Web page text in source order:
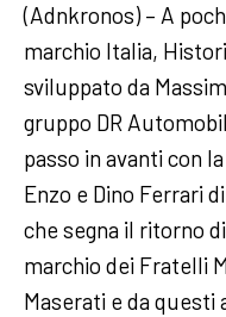
(Adnkronos) – A
marchio Italia,
sviluppato da
gruppo DR
passo in avanti con
Enzo e Dino Ferrari
che segna il ritorno
marchio dei Fratelli
Maserati e da questi